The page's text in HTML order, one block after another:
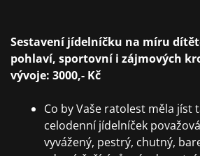
Sestavení jídelníčku na míru
pohlaví, sportovní i zájmových
vývoje: 3000,- Kč
Co by Vaše ratolest měla jíst
celodenní jídelníček
vyvážený, pestrý, chutný,